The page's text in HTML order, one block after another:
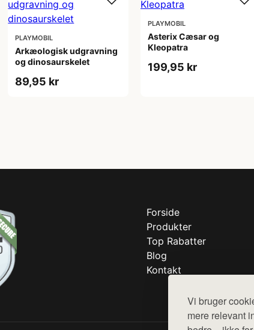
Vi bruger
mere relevant
PLAYMOBIL
Arkæologisk udgravning
og dinosaurskelet
89,95 kr
PLAYMOBIL
Asterix Cæsar og
Kleopatra
199,95 kr
Forside
Produkter
Top Rabatter
Blog
Kontakt